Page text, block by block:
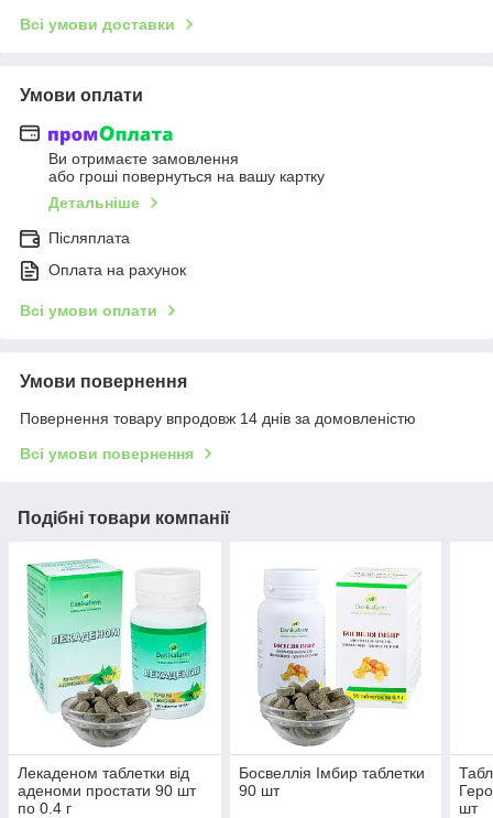
Всі умови доставки
Умови оплати
Ви отримаєте замовлення
або гроші повернуться на вашу картку
Детальніше
Післяплата
Оплата на рахунок
Всі умови оплати
Умови повернення
Повернення товару впродовж 14 днів за домовленістю
Всі умови повернення
Подібні товари компанії
Лекаденом таблетки від
аденоми простати 90 шт
по 0.4 г
Босвеллія Імбир таблетки
90 шт
шт